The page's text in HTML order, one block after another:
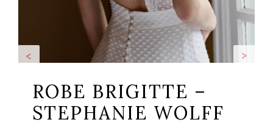
>
<
ROBE BRIGITTE –
STEPHANIE WOLFF